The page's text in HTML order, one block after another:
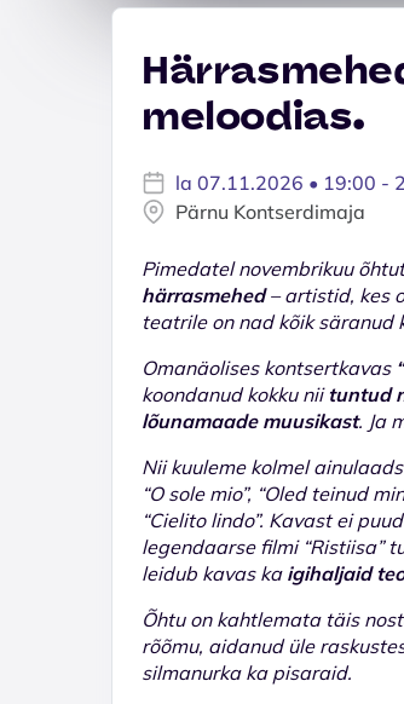
meloodias.
la 07.11.2026 • 19:00 -
Pärnu Kontserdimaja
Pimedatel novembrikuu
härrasmehed– artistid, kes
teatrile on nad kõik säranud
Omanäolises kontsertkavas
koondanud kokku niituntud
lõunamaade muusikast. Ja
Nii kuuleme kolmel
“O sole mio”, “Oled teinud
“Cielito lindo”. Kavast ei
legendaarse filmi “Ristiisa”
leidub kavas ka igihaljaid
Õhtu on kahtlemata täis
rõõmu, aidanud üle
silmanurka ka pisaraid.